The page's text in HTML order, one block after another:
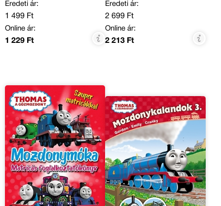
Eredeti ár:
1 499 Ft
Online ár:
1 229 Ft
Eredeti ár:
2 699 Ft
Online ár:
2 213 Ft